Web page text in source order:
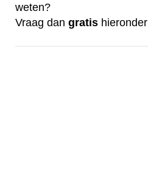
weten?
Vraag dan gratis hieronder